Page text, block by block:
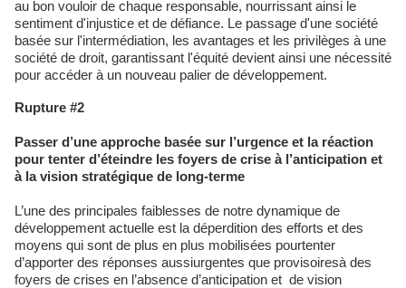
au bon vouloir de chaque responsable, nourrissant ainsi le
sentiment d'injustice et de défiance. Le passage d'une société
basée sur l'intermédiation, les avantages et les privilèges à une
société de droit, garantissant l'équité devient ainsi une nécessité
pour accéder à un nouveau palier de développement.
Rupture #2
Passer d’une approche basée sur l’urgence et la réaction
pour tenter d’éteindre les foyers de crise à l’anticipation et
à la vision stratégique de long-terme
L’une des principales faiblesses de notre dynamique de
développement actuelle est la déperdition des efforts et des
moyens qui sont de plus en plus mobilisées pourtenter
d’apporter des réponses aussiurgentes que provisoiresà des
foyers de crises en l’absence d’anticipation et de vision